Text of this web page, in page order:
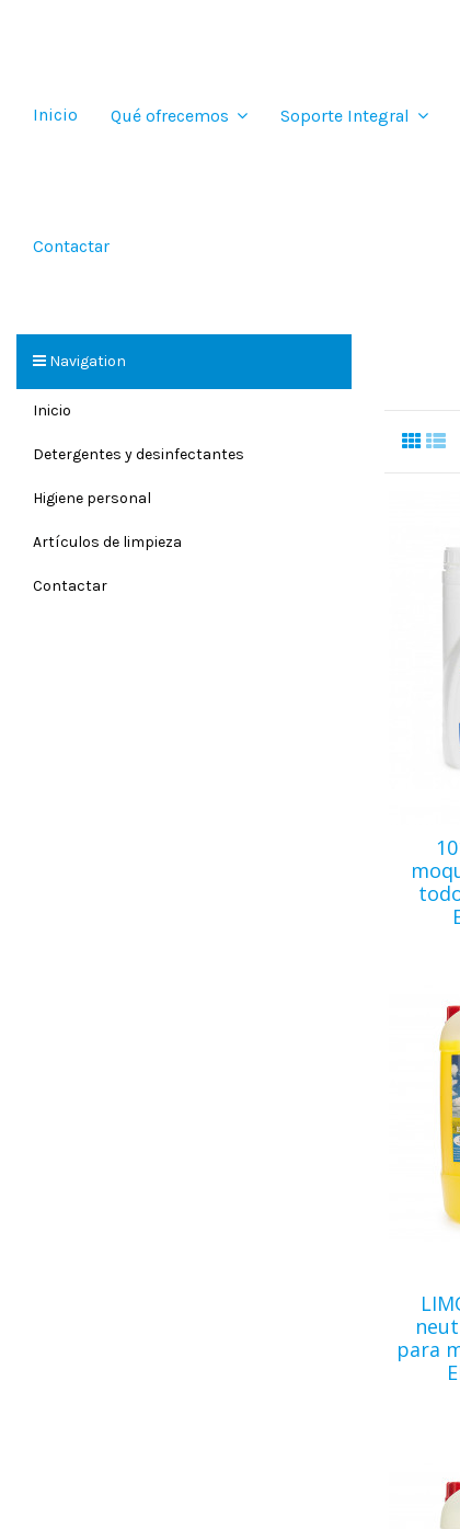
Inicio Qué ofrecemos Soporte Integral
Contactar
para
Navigation
Inicio
Detergentes y desinfectantes
Higiene personal
Artículos de limpieza
Contactar